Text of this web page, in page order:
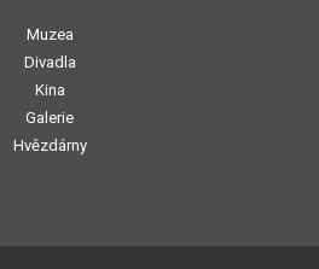
Muzea
Divadla
Kina
Galerie
Hvězdárny